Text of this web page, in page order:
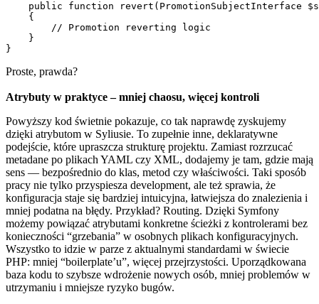
public function revert(PromotionSubjectInterface
    {
        // Promotion reverting logic
    }
}
Proste, prawda?
Atrybuty w praktyce – mniej chaosu, więcej kontroli
Powyższy kod świetnie pokazuje, co tak naprawdę zyskujemy
dzięki atrybutom w Syliusie. To zupełnie inne, deklaratywne
podejście, które upraszcza strukturę projektu. Zamiast rozrzucać
metadane po plikach YAML czy XML, dodajemy je tam, gdzie mają
sens — bezpośrednio do klas, metod czy właściwości. Taki sposób
pracy nie tylko przyspiesza development, ale też sprawia, że
konfiguracja staje się bardziej intuicyjna, łatwiejsza do znalezienia i
mniej podatna na błędy. Przykład? Routing. Dzięki Symfony
możemy powiązać atrybutami konkretne ścieżki z kontrolerami bez
konieczności “grzebania” w osobnych plikach konfiguracyjnych.
Wszystko to idzie w parze z aktualnymi standardami w świecie
PHP: mniej “boilerplate’u”, więcej przejrzystości. Uporządkowana
baza kodu to szybsze wdrożenie nowych osób, mniej problemów w
utrzymaniu i mniejsze ryzyko bugów.